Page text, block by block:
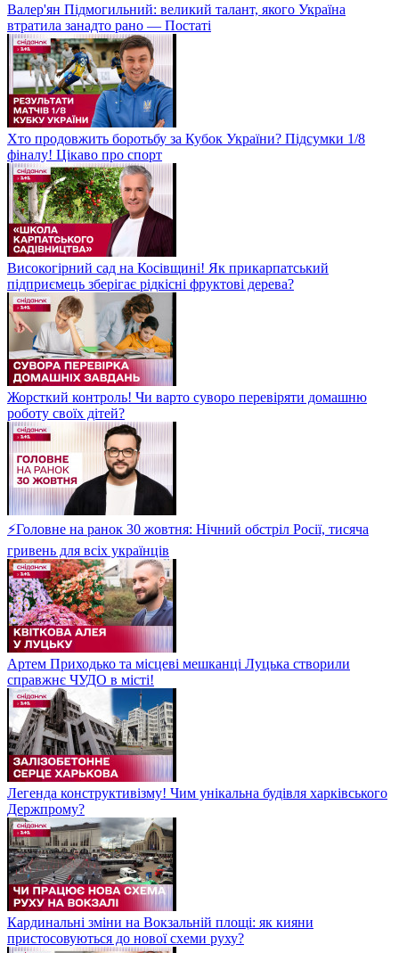
Валер'ян Підмогильний: великий талант, якого Україна
втратила занадто рано — Постаті
Хто продовжить боротьбу за Кубок України? Підсумки 1/8
фіналу! Цікаво про спорт
Високогірний сад на Косівщині! Як прикарпатський
підприємець зберігає рідкісні фруктові дерева?
Жорсткий контроль! Чи варто суворо перевіряти домашню
роботу своїх дітей?
⚡Головне на ранок 30 жовтня: Нічний обстріл Росії, тисяча
гривень для всіх українців
Артем Приходько та місцеві мешканці Луцька створили
справжнє ЧУДО в місті!
Легенда конструктивізму! Чим унікальна будівля харківського
Держпрому?
Кардинальні зміни на Вокзальній площі: як кияни
пристосовуються до нової схеми руху?